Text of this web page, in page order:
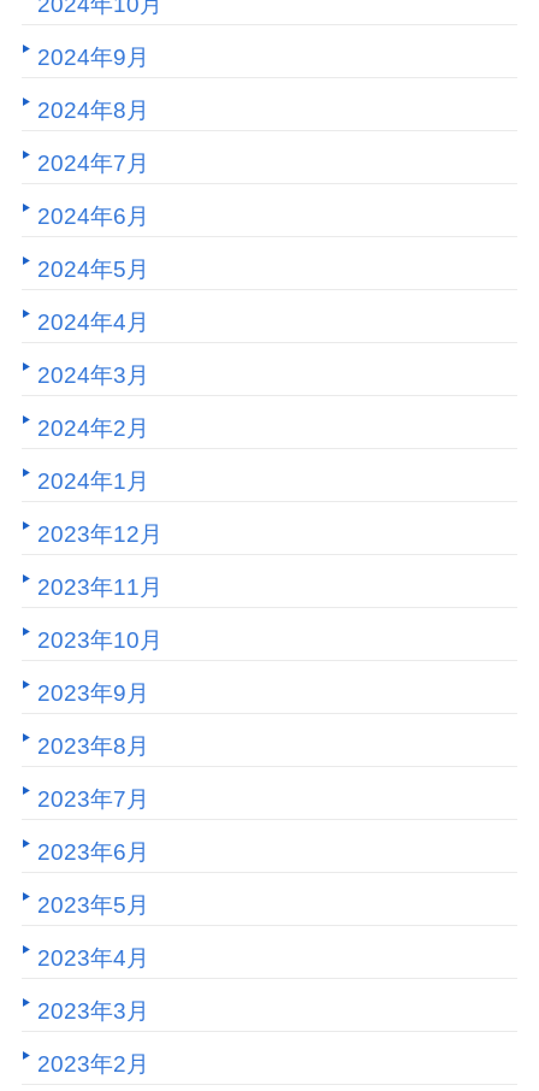
2024年9月
2024年8月
2024年7月
2024年6月
2024年5月
2024年4月
2024年3月
2024年2月
2024年1月
2023年12月
2023年11月
2023年10月
2023年9月
2023年8月
2023年7月
2023年6月
2023年5月
2023年4月
2023年3月
2023年2月